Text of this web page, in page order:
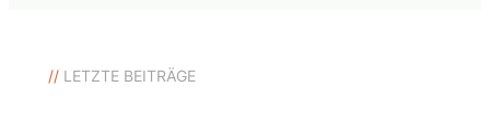
//LETZTE BEITRÄGE